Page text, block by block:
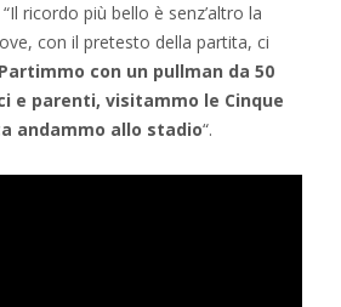
ricordo più bello è senz’altro la
con il pretesto della partita, ci
Partimmo con un pullman da 50
e parenti, visitammo le Cinque
andammo allo stadio“.